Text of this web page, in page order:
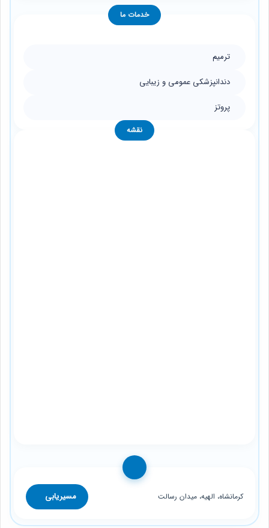
خدمات ما
ترمیم
دندانپزشکی عمومی و زیبایی
پروتز
نقشه
کرمانشاه، الهیه، میدان رسالت مسیریابی